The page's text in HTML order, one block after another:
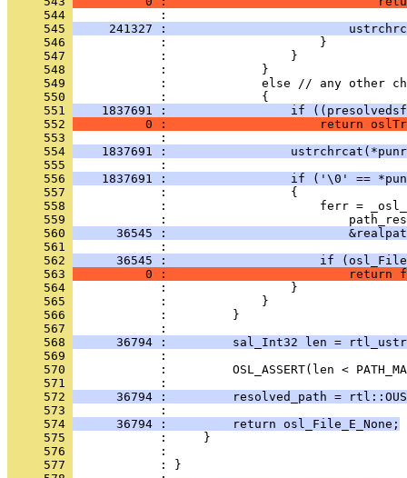
     544
     545
241327 :
     546
     547
     548
     549
     550
     551
1837691 :                 if
     552
0 :                     return
     553
     554
1837691 :
     555
     556
1837691 :                 if ('\0' ==
     557
     558
     559
     560
36545 :
     561
     562
36545 :                     if
     563
0 :                         return
     564
     565
     566
     567
     568
36794 :         sal_Int32 len =
     569
     570
     571
     572
36794 :         resolved_path =
     573
     574
      36794 :         return osl_File_E_None;
     575
     576
     577
            : }